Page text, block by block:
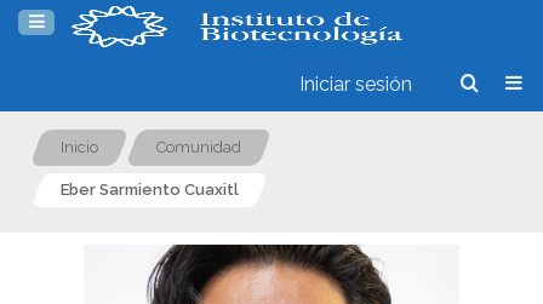
Iniciar sesión
Inicio Comunidad
Eber Sarmiento Cuaxitl